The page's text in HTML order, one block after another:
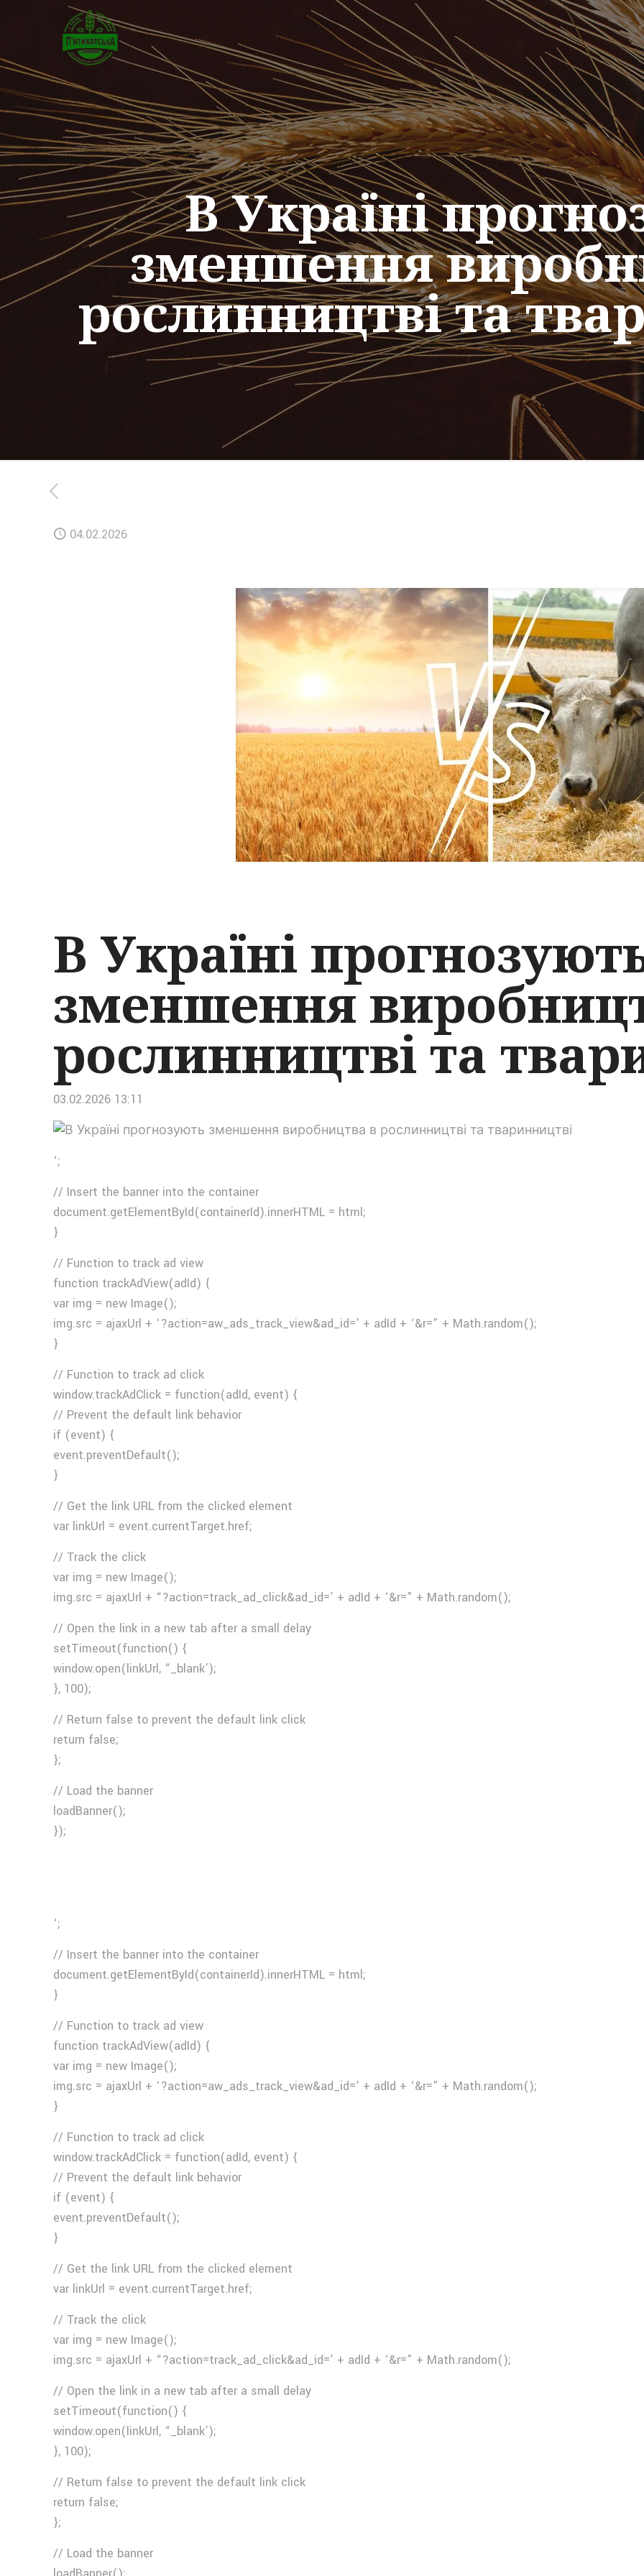
В Україні
зменшення
рослинництві та
04.02.2026
В Україні
зменшення
рослинництві та
03.02.2026 13:11
‘;
// Insert the banner into the container
document.getElementById(containerId).innerHTML = html;
}
// Function to track ad view
function trackAdView(adId) {
var img = new Image();
img.src = ajaxUrl + ‘?action=aw_ads_track_view&ad_id=’ + adId + ‘&r=” + Math.random();
}
// Function to track ad click
window.trackAdClick = function(adId, event) {
// Prevent the default link behavior
if (event) {
event.preventDefault();
}
// Get the link URL from the clicked element
var linkUrl = event.currentTarget.href;
// Track the click
var img = new Image();
img.src = ajaxUrl + “?action=track_ad_click&ad_id=’ + adId + ‘&r=” + Math.random();
// Open the link in a new tab after a small delay
setTimeout(function() {
window.open(linkUrl, “_blank’);
}, 100);
// Return false to prevent the default link click
return false;
};
// Load the banner
loadBanner();
});
‘;
// Insert the banner into the container
document.getElementById(containerId).innerHTML = html;
}
// Function to track ad view
function trackAdView(adId) {
var img = new Image();
img.src = ajaxUrl + ‘?action=aw_ads_track_view&ad_id=’ + adId + ‘&r=” + Math.random();
}
// Function to track ad click
window.trackAdClick = function(adId, event) {
// Prevent the default link behavior
if (event) {
event.preventDefault();
}
// Get the link URL from the clicked element
var linkUrl = event.currentTarget.href;
// Track the click
var img = new Image();
img.src = ajaxUrl + “?action=track_ad_click&ad_id=’ + adId + ‘&r=” + Math.random();
// Open the link in a new tab after a small delay
setTimeout(function() {
window.open(linkUrl, “_blank’);
}, 100);
// Return false to prevent the default link click
return false;
};
// Load the banner